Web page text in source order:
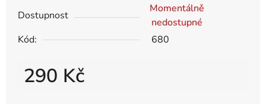
Dostupnost
Momentálně
nedostupné
Kód:
680
290 Kč